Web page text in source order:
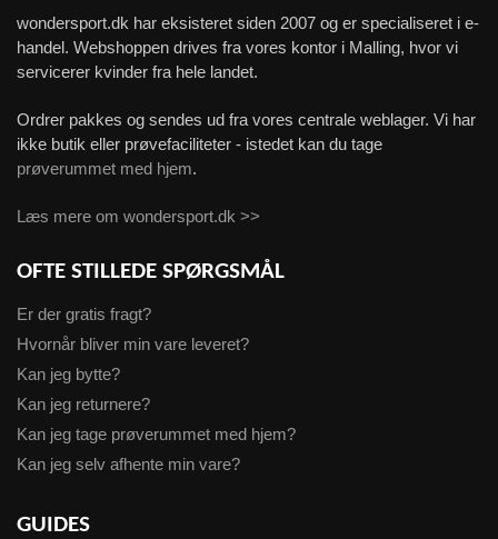
wondersport.dk har eksisteret siden 2007 og er specialiseret i e-
handel. Webshoppen drives fra vores kontor i Malling, hvor vi
servicerer kvinder fra hele landet.
Ordrer pakkes og sendes ud fra vores centrale weblager. Vi har
ikke butik eller prøvefaciliteter - istedet kan du tage
prøverummet med hjem.
Læs mere om wondersport.dk >>
OFTE STILLEDE SPØRGSMÅL
Er der gratis fragt?
Hvornår bliver min vare leveret?
Kan jeg bytte?
Kan jeg returnere?
Kan jeg tage prøverummet med hjem?
Kan jeg selv afhente min vare?
GUIDES